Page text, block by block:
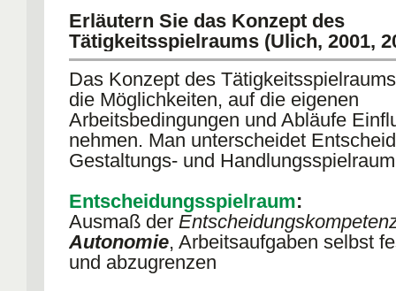
Erläutern Sie das Konzept des
Tätigkeitsspielraums (Ulich, 2001,
Das Konzept des
die Möglichkeiten, auf die eigenen
Arbeitsbedingungen und Abläufe
nehmen. Man unterscheidet
Gestaltungs- und
Entscheidungsspielraum:
Ausmaß der
Autonomie, Arbeitsaufgaben selbst
und abzugrenzen